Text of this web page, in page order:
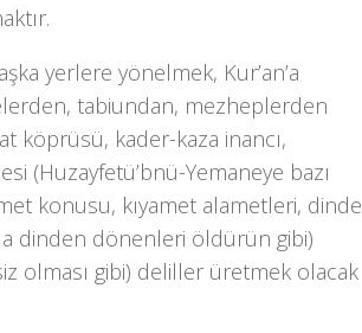
yerlere yönelmek, Kur’an’a
tabiundan, mezheplerden
köprüsü, kader-kaza inancı,
(Huzayfetü’bnü-Yemaneye bazı
konusu, kıyamet alametleri, dinde
dinden dönenleri öldürün gibi)
olması gibi) deliller üretmek olacak